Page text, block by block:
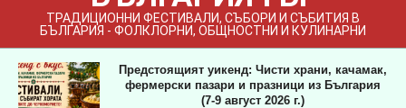
ТРАДИЦИОННИ ФЕСТИВАЛИ, СЪБОРИ И СЪБИТИЯ В
БЪЛГАРИЯ - ФОЛКЛОРНИ, ОБЩНОСТНИ И КУЛИНАРНИ
Предстоящият уикенд: Чисти храни, качамак,
фермерски пазари и празници из България
(7-9 август 2026 г.)